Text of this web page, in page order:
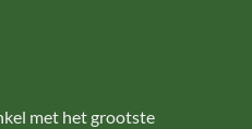
met het grootste